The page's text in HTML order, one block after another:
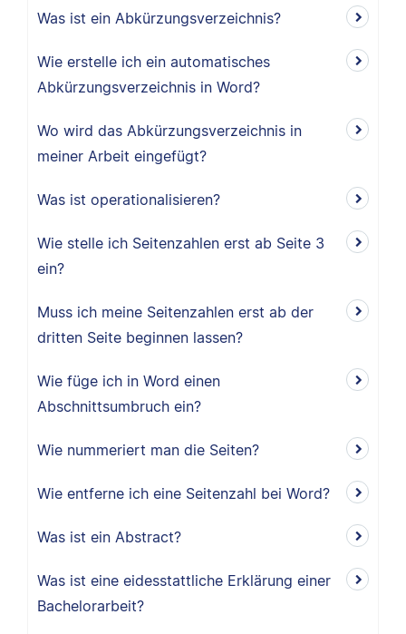
Was ist ein Abkürzungsverzeichnis?
Wie erstelle ich ein automatisches
Abkürzungsverzeichnis in Word?
Wo wird das Abkürzungsverzeichnis in
meiner Arbeit eingefügt?
Was ist operationalisieren?
Wie stelle ich Seitenzahlen erst ab Seite 3
ein?
Muss ich meine Seitenzahlen erst ab der
dritten Seite beginnen lassen?
Wie füge ich in Word einen
Abschnittsumbruch ein?
Wie nummeriert man die Seiten?
Wie entferne ich eine Seitenzahl bei Word?
Was ist ein Abstract?
Was ist eine eidesstattliche Erklärung einer
Bachelorarbeit?